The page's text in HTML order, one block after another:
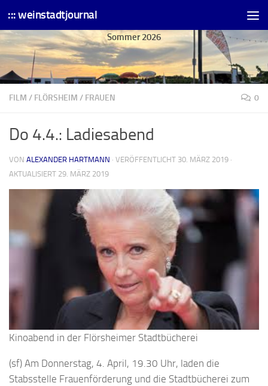
Skip to content
::: weinstadtjournal
Sommer 2026
FILM / FLÖRSHEIM / FRAUEN 0
Do 4.4.: Ladiesabend
VON ALEXANDER HARTMANN · VERÖFFENTLICHT 30. MÄRZ 2019 ·
AKTUALISIERT 29. MÄRZ 2019
Kinoabend in der Flörsheimer Stadtbücherei
(sf) Am Donnerstag, 4. April, 19.30 Uhr, laden die
Stabsstelle Frauenförderung und die Stadtbücherei zum